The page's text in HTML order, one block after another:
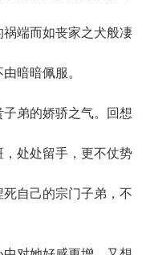
端而如丧家之犬般凄
暗暗佩服。
弟的娇骄之气。回想
处处留手，更不仗势
自己的宗门子弟，不